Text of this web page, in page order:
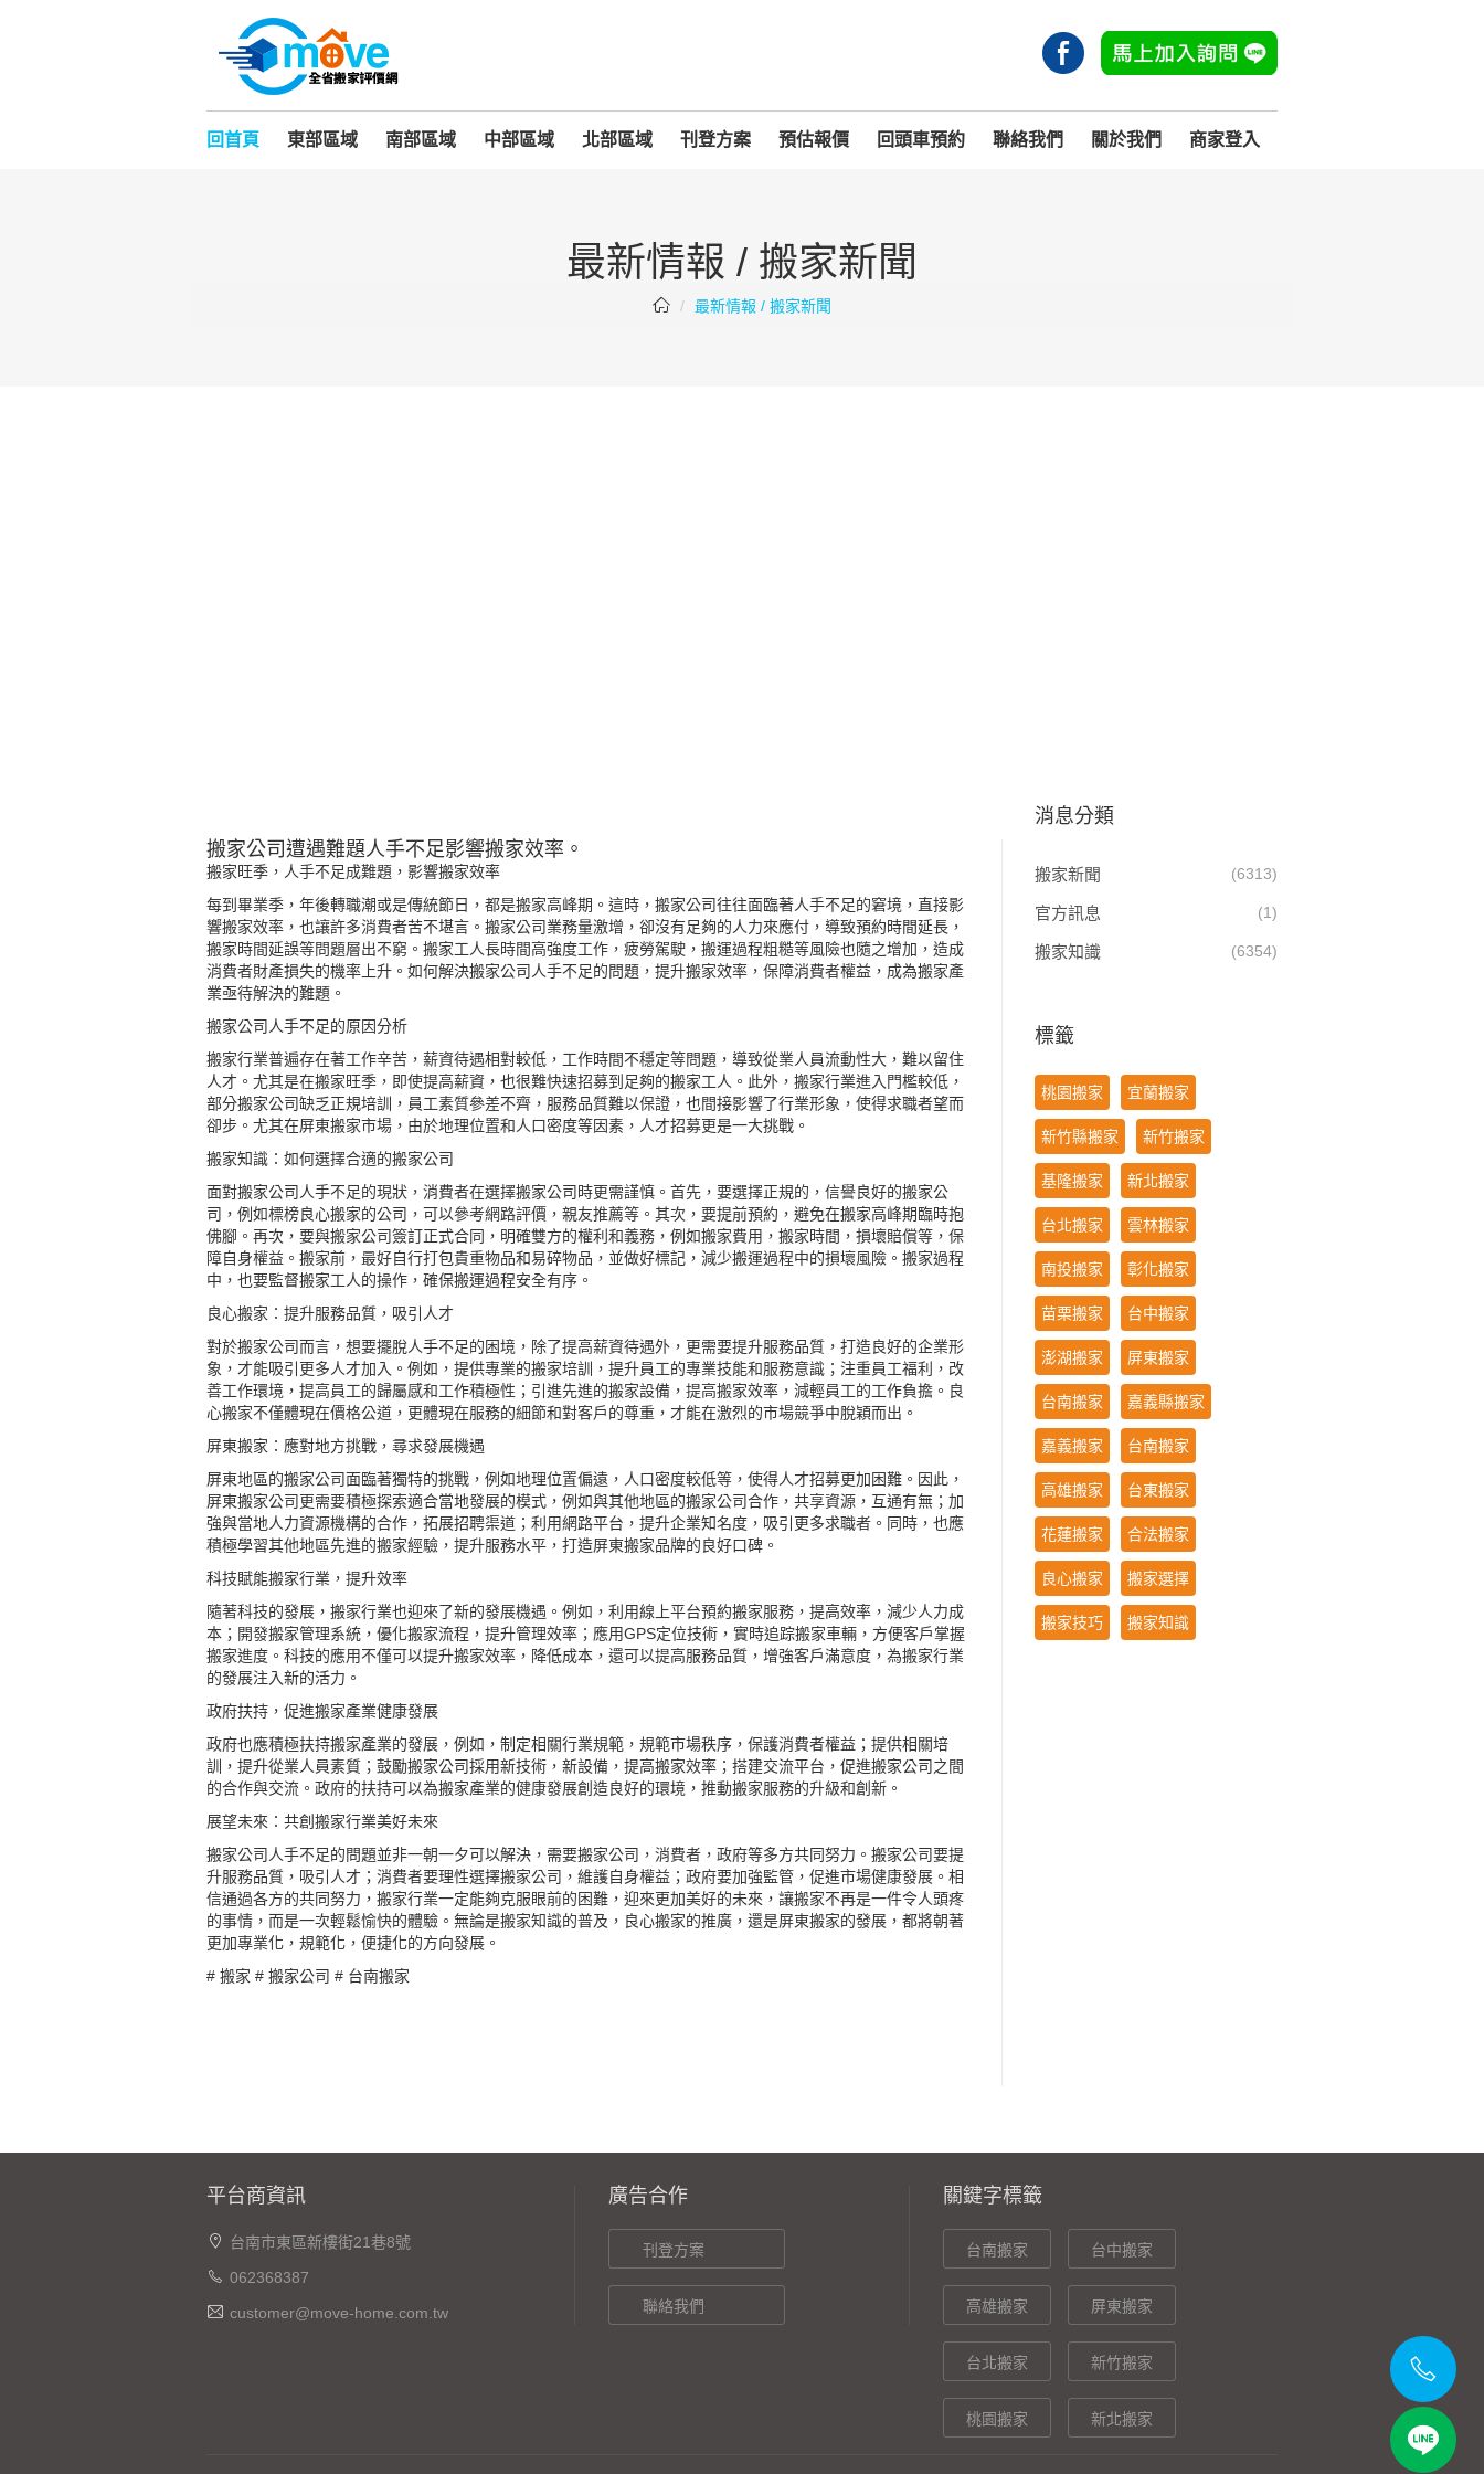
回首頁 東部區域 南部區域 中部區域 北部區域 刊登方案 預估報價 回頭車預約 聯絡我們 關於我們 商家登入
最新情報 / 搬家新聞
最新情報 / 搬家新聞
搬家公司遭遇難題人手不足影響搬家效率。
搬家旺季，人手不足成難題，影響搬家效率
每到畢業季，年後轉職潮或是傳統節日，都是搬家高峰期。這時， 搬家公司往往面臨著人手不足的窘境，直接影
響搬家效率，也讓許多消費者苦不堪言。搬家公司業務量激增，卻沒有足夠的人力來應付，導致預約時間延長，
搬家時間延誤等問題層出不窮。搬家工人長時間高強度工作，疲勞駕駛，搬運過程粗糙等風險也隨之增加，造成
消費者財產損失的機率上升。如何解決搬家公司人手不足的問題，提升搬家效率，保障消費者權益，成為搬家產
業亟待解決的難題。
搬家公司人手不足的原因分析
搬家行業普遍存在著工作辛苦，薪資待遇相對較低，工作時間不穩定等問題，導致從業人員流動性大，難以留住
人才。尤其是在搬家旺季，即使提高薪資，也很難快速招募到足夠的搬家工人。此外，搬家行業進入門檻較低，
部分搬家公司缺乏正規培訓，員工素質參差不齊，服務品質難以保證，也間接影響了行業形象，使得求職者望而
卻步。尤其在屏東搬家市場，由於地理位置和人口密度等因素，人才招募更是一大挑戰。
搬家知識：如何選擇合適的搬家公司
面對搬家公司人手不足的現狀，消費者在選擇搬家公司時更需謹慎。首先，要選擇正規的，信譽良好的搬家公
司，例如標榜良心搬家的公司，可以參考網路評價，親友推薦等。其次，要提前預約，避免在搬家高峰期臨時抱
佛腳。再次，要與搬家公司簽訂正式合同，明確雙方的權利和義務，例如搬家費用，搬家時間，損壞賠償等，保
障自身權益。搬家前，最好自行打包貴重物品和易碎物品，並做好標記，減少搬運過程中的損壞風險。搬家過程
中，也要監督搬家工人的操作，確保搬運過程安全有序。
良心搬家：提升服務品質，吸引人才
對於搬家公司而言，想要擺脫人手不足的困境，除了提高薪資待遇外，更需要提升服務品質，打造良好的企業形
象，才能吸引更多人才加入。例如，提供專業的搬家培訓，提升員工的專業技能和服務意識；注重員工福利，改
善工作環境，提高員工的歸屬感和工作積極性；引進先進的搬家設備，提高搬家效率，減輕員工的工作負擔。良
心搬家不僅體現在價格公道，更體現在服務的細節和對客戶的尊重，才能在激烈的市場競爭中脫穎而出。
屏東搬家：應對地方挑戰，尋求發展機遇
屏東地區的搬家公司面臨著獨特的挑戰，例如地理位置偏遠，人口密度較低等，使得人才招募更加困難。因此，
屏東搬家公司更需要積極探索適合當地發展的模式，例如與其他地區的搬家公司合作，共享資源，互通有無；加
強與當地人力資源機構的合作，拓展招聘渠道；利用網路平台，提升企業知名度，吸引更多求職者。同時，也應
積極學習其他地區先進的搬家經驗，提升服務水平，打造屏東搬家品牌的良好口碑。
科技賦能搬家行業，提升效率
隨著科技的發展，搬家行業也迎來了新的發展機遇。例如，利用線上平台預約搬家服務，提高效率，減少人力成
本；開發搬家管理系統，優化搬家流程，提升管理效率；應用GPS定位技術，實時追踪搬家車輛，方便客戶掌握
搬家進度。科技的應用不僅可以提升搬家效率，降低成本，還可以提高服務品質，增強客戶滿意度，為搬家行業
的發展注入新的活力。
政府扶持，促進搬家產業健康發展
政府也應積極扶持搬家產業的發展，例如，制定相關行業規範，規範市場秩序，保護消費者權益；提供相關培
訓，提升從業人員素質；鼓勵搬家公司採用新技術，新設備，提高搬家效率；搭建交流平台，促進搬家公司之間
的合作與交流。政府的扶持可以為搬家產業的健康發展創造良好的環境，推動搬家服務的升級和創新。
展望未來：共創搬家行業美好未來
搬家公司人手不足的問題並非一朝一夕可以解決，需要搬家公司，消費者，政府等多方共同努力。搬家公司要提
升服務品質，吸引人才；消費者要理性選擇搬家公司，維護自身權益；政府要加強監管，促進市場健康發展。相
信通過各方的共同努力，搬家行業一定能夠克服眼前的困難，迎來更加美好的未來，讓搬家不再是一件令人頭疼
的事情，而是一次輕鬆愉快的體驗。無論是搬家知識的普及，良心搬家的推廣，還是屏東搬家的發展，都將朝著
更加專業化，規範化，便捷化的方向發展。
# 搬家 # 搬家公司 # 台南搬家
消息分類
搬家新聞 (6313)
官方訊息 (1)
搬家知識 (6354)
標籤
桃園搬家 宜蘭搬家
新竹縣搬家 新竹搬家
基隆搬家 新北搬家
台北搬家 雲林搬家
南投搬家 彰化搬家
苗栗搬家 台中搬家
澎湖搬家 屏東搬家
台南搬家 嘉義縣搬家
嘉義搬家 台南搬家
高雄搬家 台東搬家
花蓮搬家 合法搬家
良心搬家 搬家選擇
搬家技巧 搬家知識
平台商資訊
台南市東區新樓街21巷8號
062368387
customer@move-home.com.tw
廣告合作
刊登方案
聯絡我們
關鍵字標籤
台南搬家 台中搬家
高雄搬家 屏東搬家
台北搬家 新竹搬家
桃園搬家 新北搬家